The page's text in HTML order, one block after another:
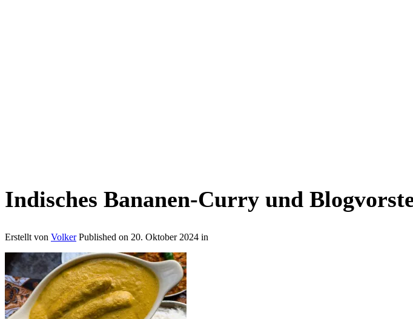
Indisches Bananen-Curry und
Erstellt von Volker Published on 20. Oktober 2024 in